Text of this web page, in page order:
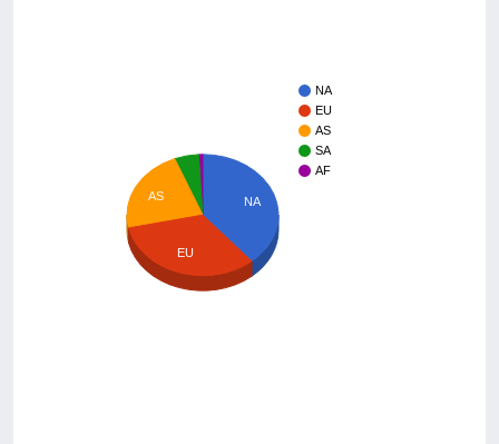
NA
EU
AS
SA
AF
NA
AS
EU